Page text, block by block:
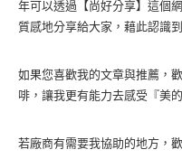
年可以透過【尚好分享】這個
質感地分享給大家，藉此認識
如果您喜歡我的文章與推薦，
啡，讓我更有能力去感受『美
若廠商有需要我協助的地方，